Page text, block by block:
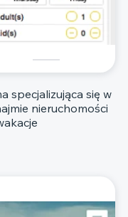
specjalizująca się w
nieruchomości